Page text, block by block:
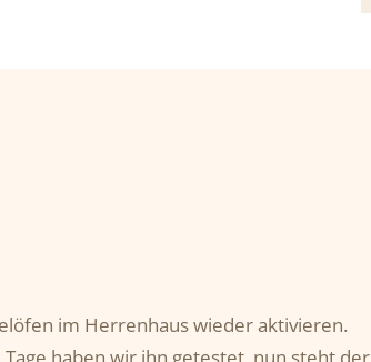
im Herrenhaus wieder aktivieren.